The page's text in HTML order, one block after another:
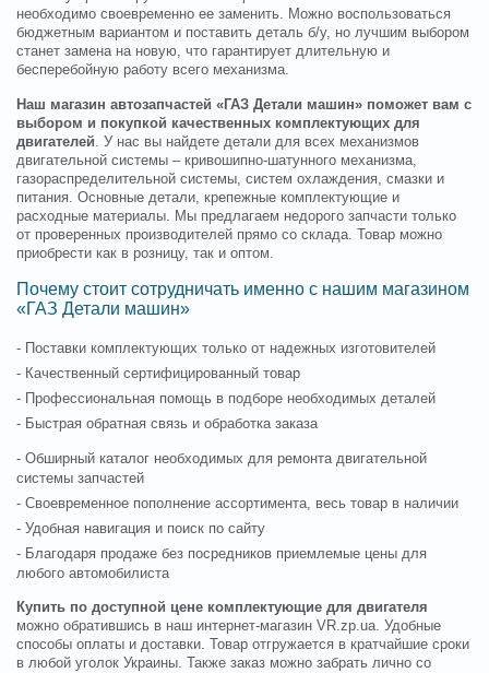
необходимо своевременно ее заменить. Можно воспользоваться
бюджетным вариантом и поставить деталь б/у, но лучшим выбором
станет замена на новую, что гарантирует длительную и
бесперебойную работу всего механизма.
Наш магазин автозапчастей «ГАЗ Детали машин» поможет вам с
выбором и покупкой качественных комплектующих для
двигателей. У нас вы найдете детали для всех механизмов
двигательной системы – кривошипно-шатунного механизма,
газораспределительной системы, систем охлаждения, смазки и
питания. Основные детали, крепежные комплектующие и
расходные материалы. Мы предлагаем недорого запчасти только
от проверенных производителей прямо со склада. Товар можно
приобрести как в розницу, так и оптом.
Почему стоит сотрудничать именно с нашим магазином
«ГАЗ Детали машин»
- Поставки комплектующих только от надежных изготовителей
- Качественный сертифицированный товар
- Профессиональная помощь в подборе необходимых деталей
- Быстрая обратная связь и обработка заказа
- Обширный каталог необходимых для ремонта двигательной
системы запчастей
- Своевременное пополнение ассортимента, весь товар в наличии
- Удобная навигация и поиск по сайту
- Благодаря продаже без посредников приемлемые цены для
любого автомобилиста
Купить по доступной цене комплектующие для двигателя
можно обратившись в наш интернет-магазин VR.zp.ua. Удобные
способы оплаты и доставки. Товар отгружается в кратчайшие сроки
в любой уголок Украины. Также заказ можно забрать лично со